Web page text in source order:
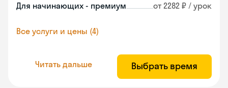
Для начинающих - премиум от 2282 ₽ / урок
Все услуги и цены (4)
Читать дальше Выбрать время